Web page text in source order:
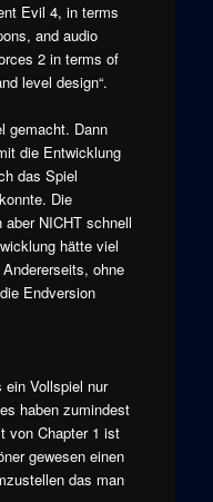
Evil 4, in terms
and audio
2 in terms of
level design“.
gemacht. Dann
die Entwicklung
das Spiel
Die
NICHT schnell
hätte viel
ohne
Endversion
Vollspiel nur
haben zumindest
von Chapter 1 ist
gewesen einen
das man